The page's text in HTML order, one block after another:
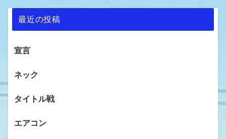
最近の投稿
宣言
ネック
タイトル戦
エアコン